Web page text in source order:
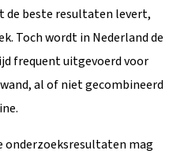
de beste resultaten levert,
Toch wordt in Nederland de
frequent uitgevoerd voor
al of niet gecombineerd
onderzoeksresultaten mag